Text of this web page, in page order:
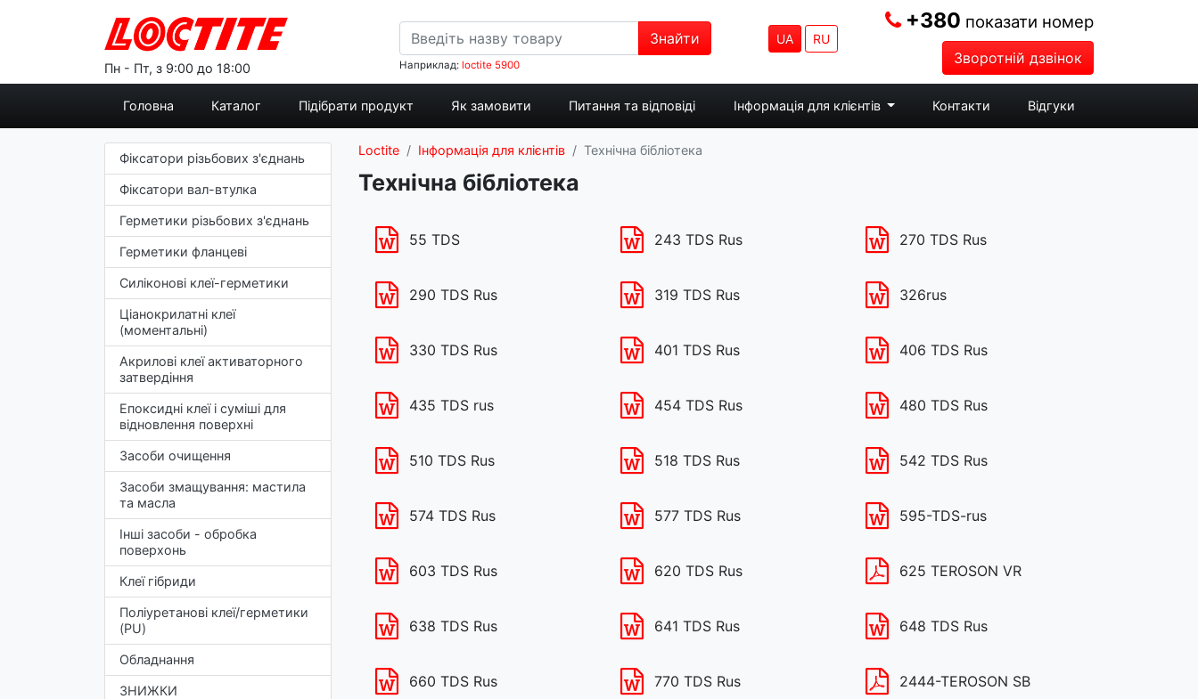
Пн - Пт, з 9:00 до 18:00
Знайти
Наприклад: loctite 5900
UA RU
+380 показати номер
Зворотній дзвінок
Головна Каталог Підібрати продукт Як замовити Питання та відповіді Інформація для клієнтів Контакти Відгуки
Фіксатори різьбових з'єднань
Фіксатори вал-втулка
Герметики різьбових з'єднань
Герметики фланцеві
Силіконові клеї-герметики
Ціанокрилатні клеї
(моментальні)
Акрилові клеї активаторного
затвердіння
Епоксидні клеї і суміші для
відновлення поверхні
Засоби очищення
Засоби змащування: мастила
та масла
Інші засоби - обробка
поверхонь
Клеї гібриди
Поліуретанові клеї/герметики
(PU)
Обладнання
ЗНИЖКИ
Loctite Інформація для клієнтів Технічна бібліотека
Технічна бібліотека
55 TDS 243 TDS Rus 270 TDS Rus
290 TDS Rus 319 TDS Rus 326rus
330 TDS Rus 401 TDS Rus 406 TDS Rus
435 TDS rus 454 TDS Rus 480 TDS Rus
510 TDS Rus 518 TDS Rus 542 TDS Rus
574 TDS Rus 577 TDS Rus 595-TDS-rus
603 TDS Rus 620 TDS Rus 625 TEROSON VR
638 TDS Rus 641 TDS Rus 648 TDS Rus
660 TDS Rus 770 TDS Rus 2444-TEROSON SB